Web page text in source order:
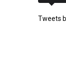
Tweets